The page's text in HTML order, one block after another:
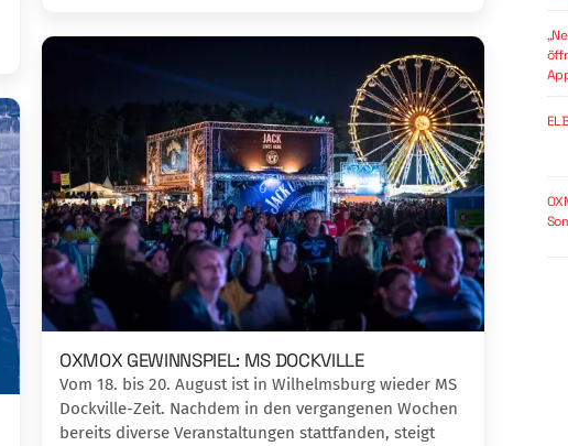
OXMOX GEWINNSPIEL: MS DOCKVILLE
Vom 18. bis 20. August ist in Wilhelmsburg wieder MS
Dockville-Zeit. Nachdem in den vergangenen Wochen
bereits diverse Veranstaltungen stattfanden, steigt